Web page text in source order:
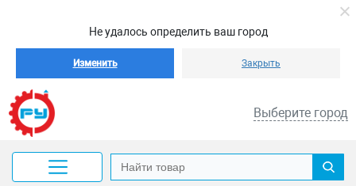
Не удалось определить ваш город
Изменить Закрыть
Выберите город